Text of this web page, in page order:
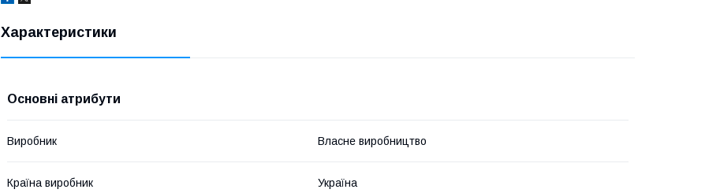
Характеристики
Основні атрибути
Виробник Власне виробництво
Країна виробник Україна